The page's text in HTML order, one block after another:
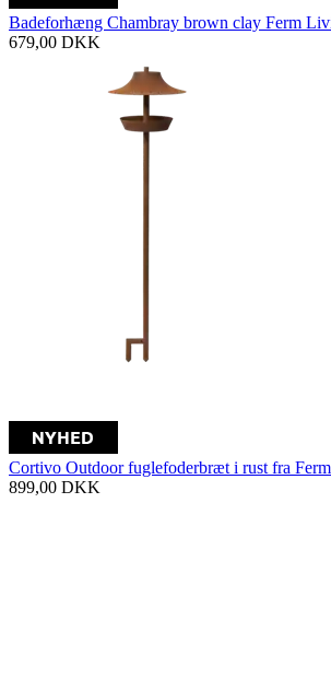
Badeforhæng Chambray brown clay Ferm
679,00 DKK
Cortivo Outdoor fuglefoderbræt i rust fra
899,00 DKK